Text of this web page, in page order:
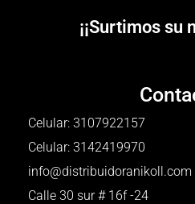
¡¡Surtimos su
Celular: 3107922157
Celular: 3142419970
info@distribuidoranikoll.com
Calle 30 sur # 16f -24